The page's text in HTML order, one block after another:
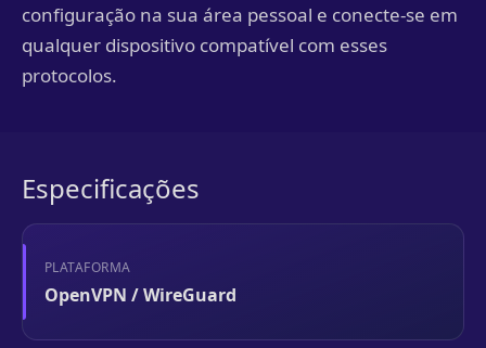
configuração na sua área pessoal e conecte-se em
qualquer dispositivo compatível com esses
protocolos.
Especificações
PLATAFORMA
OpenVPN / WireGuard